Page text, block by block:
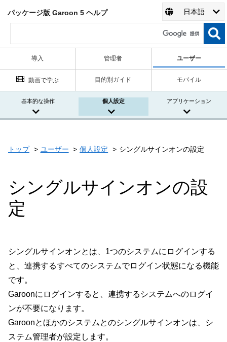
パッケージ版 Garoon 5 ヘルプ 日本語
導入 管理者 ユーザー
動画で学ぶ 目的別ガイド モバイル
基本的な操作 個人設定 アプリケーション
トップ ユーザー 個人設定 シングルサインオンの設定
シングルサインオンの設
定
シングルサインオンとは、1つのシステムにログインする
と、連携するすべてのシステムでログイン状態になる機能
です。
Garoonにログインすると、連携するシステムへのログイ
ンが不要になります。
Garoonとほかのシステムとのシングルサインオンは、シ
ステム管理者が設定します。